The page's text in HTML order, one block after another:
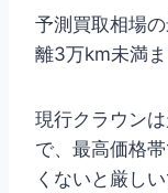
予測買取相場
離3万km未満ま
現行クラウン
で、最高価格
くないと厳しい